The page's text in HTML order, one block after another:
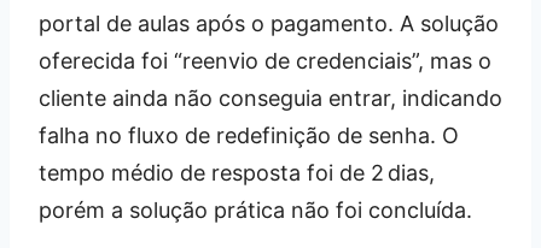
portal de aulas após o pagamento. A solução
oferecida foi “reenvio de credenciais”, mas o
cliente ainda não conseguia entrar, indicando
falha no fluxo de redefinição de senha. O
tempo médio de resposta foi de 2 dias,
porém a solução prática não foi concluída.